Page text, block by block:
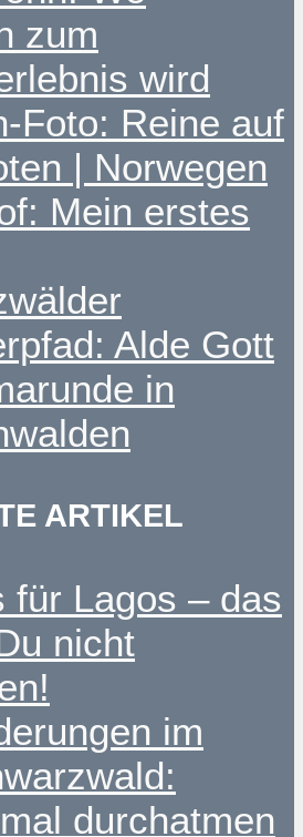
zum
wird
Foto: Reine auf
| Norwegen
Mein erstes
Alde Gott
in
ARTIKEL
für Lagos – das
nicht
im
durchatmen